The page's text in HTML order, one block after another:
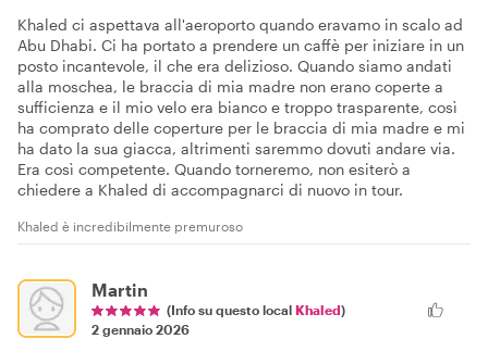
Khaled ci aspettava all'aeroporto quando eravamo in scalo ad
Abu Dhabi. Ci ha portato a prendere un caffè per iniziare in un
posto incantevole, il che era delizioso. Quando siamo andati
alla moschea, le braccia di mia madre non erano coperte a
sufficienza e il mio velo era bianco e troppo trasparente, così
ha comprato delle coperture per le braccia di mia madre e mi
ha dato la sua giacca, altrimenti saremmo dovuti andare via.
Era così competente. Quando torneremo, non esiterò a
chiedere a Khaled di accompagnarci di nuovo in tour.
Khaled è incredibilmente premuroso
Martin
(Info su questo local Khaled)
2 gennaio 2026